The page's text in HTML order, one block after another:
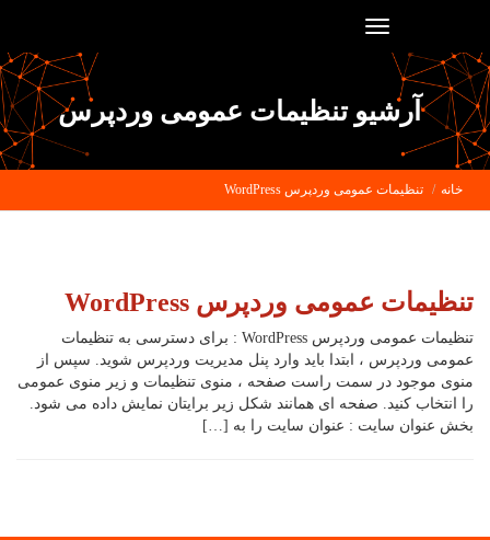
Toggle
آرشیو تنظیمات عمومی وردپرس
خانه تنظیمات عمومی وردپرس WordPress
تنظیمات عمومی وردپرس WordPress
تنظیمات عمومی وردپرس WordPress : برای دسترسی به تنظیمات
عمومی وردپرس ، ابتدا باید وارد پنل مدیریت وردپرس شوید. سپس از
منوی موجود در سمت راست صفحه ، منوی تنظیمات و زیر منوی عمومی
را انتخاب کنید. صفحه ای همانند شکل زیر برایتان نمایش داده می شود.
بخش عنوان سایت : عنوان سایت را به […]